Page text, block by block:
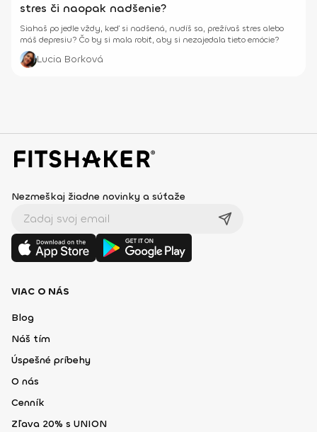
stres či naopak nadšenie?
Siahaš po jedle vždy, keď si nadšená, nudíš sa, prežívaš stres alebo
máš depresiu? Čo by si mala robiť, aby si nezajedala tieto emócie?
Lucia Borková
Nezmeškaj žiadne novinky a súťaže
VIAC O NÁS
Blog
Náš tím
Úspešné príbehy
O nás
Cenník
Zľava 20% s UNION